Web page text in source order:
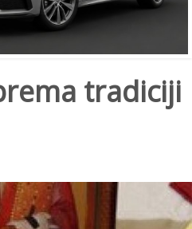
tradiciji